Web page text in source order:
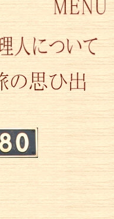
カレ
持